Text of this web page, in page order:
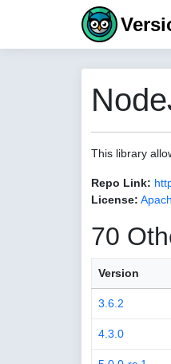
This library
Repo Link:
License:
70
Version
3.6.2
4.3.0